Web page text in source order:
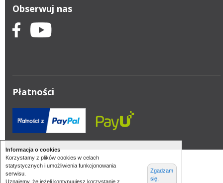
Informacja o cookies
Korzystamy z plików cookies w celach
statystycznych i umożliwienia funkcjonowania
serwisu.
Uznajemy, że jeżeli kontynuujesz korzystanie z
Zgadzam
się,
Obserwuj nas
Płatności